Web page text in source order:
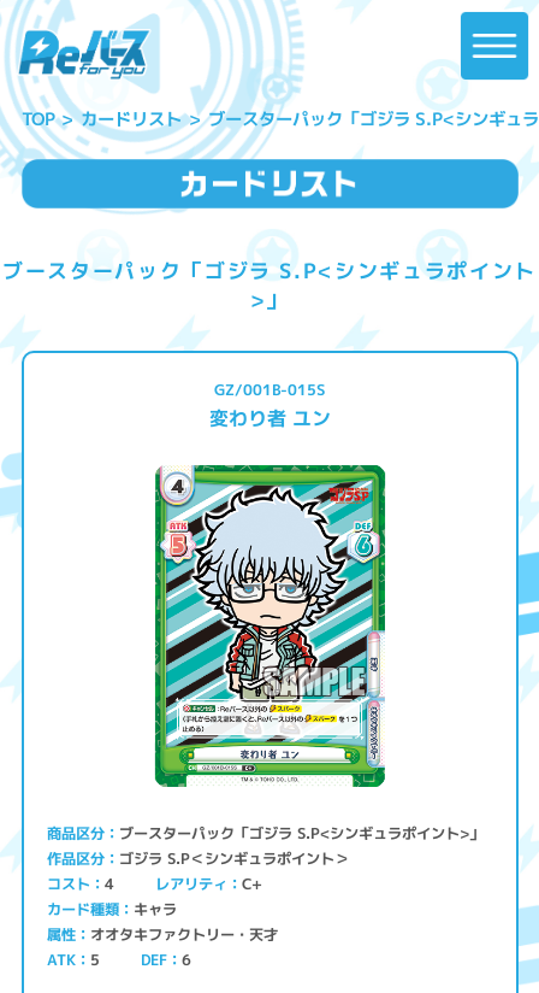
TOP カードリスト ブースターパック「ゴジラ S.P<シンギュ
ブースターパック「ゴジラ S.P<シンギュラポイント
>」
GZ/001B-015S
変わり者 ユン
商品区分 ブースターパック「ゴジラ S.P<シンギュラポイント>」
作品区分 ゴジラ S.P＜シンギュラポイント＞
コスト 4 レアリティ C+
カード種類 キャラ
属性 オオタキファクトリー・天才
ATK 5 DEF 6